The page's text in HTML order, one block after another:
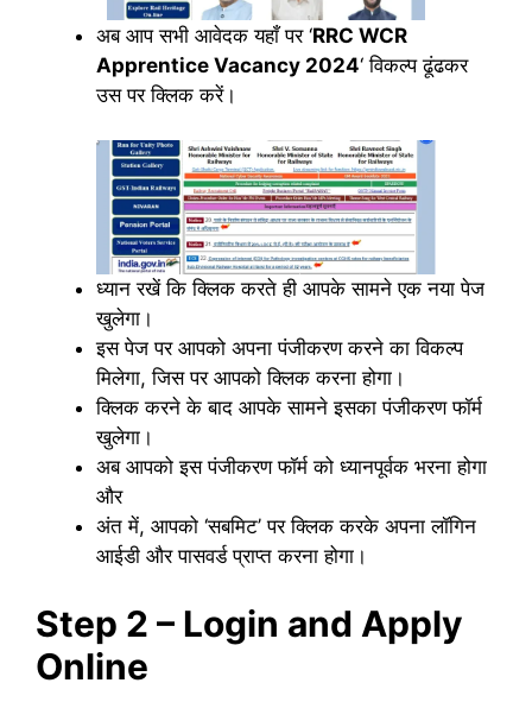
अब आप सभी आवेदक यहाँ पर ‘RRC WCR
Apprentice Vacancy 2024‘ विकल्प ढूंढकर
उस पर क्लिक करें।
ध्यान रखें कि क्लिक करते ही आपके सामने एक नया पेज
खुलेगा।
इस पेज पर आपको अपना पंजीकरण करने का विकल्प
मिलेगा, जिस पर आपको क्लिक करना होगा।
क्लिक करने के बाद आपके सामने इसका पंजीकरण फॉर्म
खुलेगा।
अब आपको इस पंजीकरण फॉर्म को ध्यानपूर्वक भरना होगा
और
अंत में, आपको ‘सबमिट’ पर क्लिक करके अपना लॉगिन
आईडी और पासवर्ड प्राप्त करना होगा।
Step 2 – Login and Apply
Online